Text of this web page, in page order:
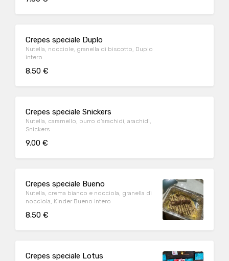
Crepes speciale Duplo
Nutella, nocciole, granella di biscotto, Duplo
intero
8.50 €
Crepes speciale Snickers
Nutella, caramello, burro d'arachidi, arachidi,
Snickers
9.00 €
Crepes speciale Bueno
Nutella, crema bianco e nocciola, granella di
nocciola, Kinder Bueno intero
8.50 €
Crepes speciale Lotus